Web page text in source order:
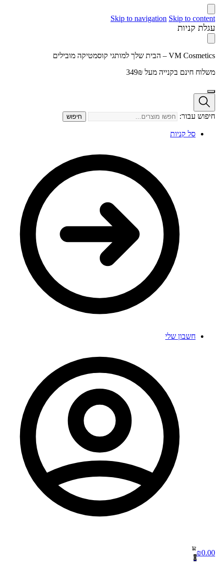
Skip to navigation Skip to content
עגלת קניות
VM Cosmetics – הבית שלך למותגי קוסמטיקה מובילים
משלוח חינם בקנייה מעל 349₪
חיפוש עבור: חיפוש
סל קניות
חשבון שלי
₪0.00
0